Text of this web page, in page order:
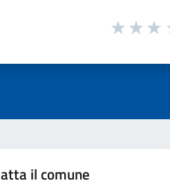
il comune